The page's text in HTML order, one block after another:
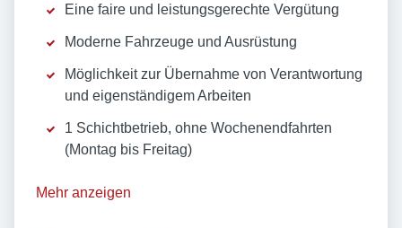
Eine faire und leistungsgerechte Vergütung
Moderne Fahrzeuge und Ausrüstung
Möglichkeit zur Übernahme von Verantwortung
und eigenständigem Arbeiten
1 Schichtbetrieb, ohne Wochenendfahrten
(Montag bis Freitag)
Mehr anzeigen